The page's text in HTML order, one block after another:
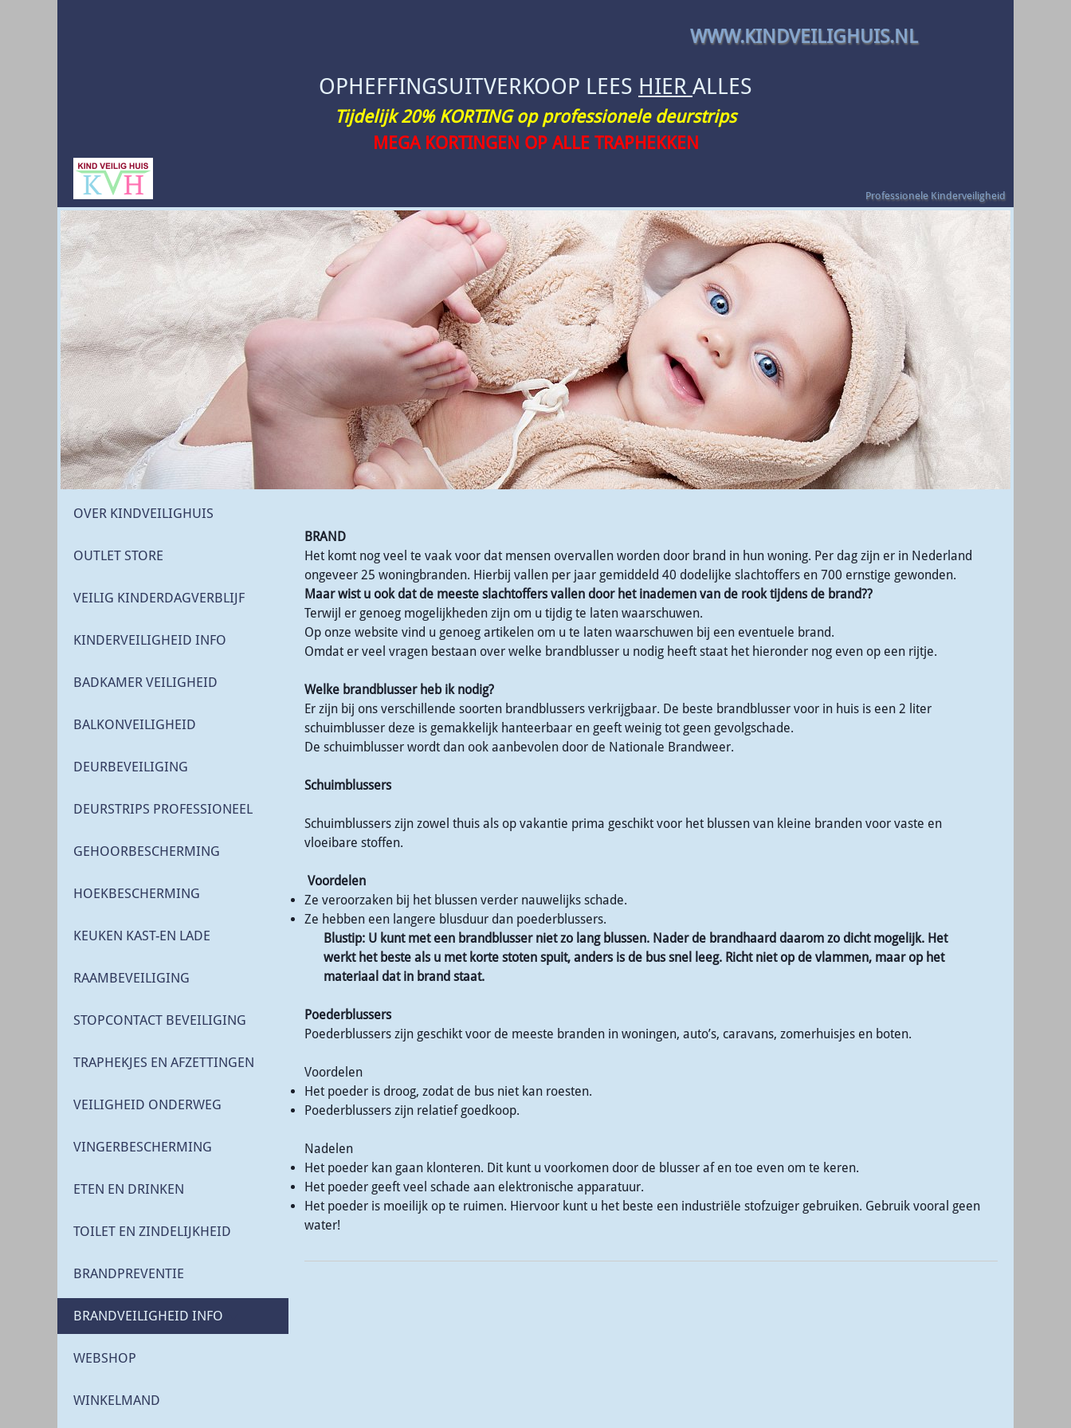
BRAND
Het komt nog veel te vaak voor dat mensen overvallen worden door brand in hun woning. Per dag zijn er in Nederland
ongeveer 25 woningbranden. Hierbij vallen per jaar gemiddeld 40 dodelijke slachtoffers en 700 ernstige gewonden.
Maar wist u ook dat de meeste slachtoffers vallen door het inademen van de rook tijdens de brand??
Terwijl er genoeg mogelijkheden zijn om u tijdig te laten waarschuwen.
Op onze website vind u genoeg artikelen om u te laten waarschuwen bij een eventuele brand.
Omdat er veel vragen bestaan over welke brandblusser u nodig heeft staat het hieronder nog even op een rijtje.
Welke brandblusser heb ik nodig?
Er zijn bij ons verschillende soorten brandblussers verkrijgbaar. De beste brandblusser voor in huis is een 2 liter
schuimblusser deze is gemakkelijk hanteerbaar en geeft weinig tot geen gevolgschade.
De schuimblusser wordt dan ook aanbevolen door de Nationale Brandweer.
Schuimblussers
Schuimblussers zijn zowel thuis als op vakantie prima geschikt voor het blussen van kleine branden voor vaste en
vloeibare stoffen.
Voordelen
Ze veroorzaken bij het blussen verder nauwelijks schade.
Ze hebben een langere blusduur dan poederblussers.
Blustip: U kunt met een brandblusser niet zo lang blussen. Nader de brandhaard daarom zo dicht mogelijk. Het
werkt het beste als u met korte stoten spuit, anders is de bus snel leeg. Richt niet op de vlammen, maar op het
materiaal dat in brand staat.
Poederblussers
Poederblussers zijn geschikt voor de meeste branden in woningen, auto’s, caravans, zomerhuisjes en boten.
Voordelen
Het poeder is droog, zodat de bus niet kan roesten.
Poederblussers zijn relatief goedkoop.
Nadelen
Het poeder kan gaan klonteren. Dit kunt u voorkomen door de blusser af en toe even om te keren.
Het poeder geeft veel schade aan elektronische apparatuur.
Het poeder is moeilijk op te ruimen. Hiervoor kunt u het beste een industriële stofzuiger gebruiken. Gebruik vooral geen
water!
OVER KINDVEILIGHUIS
OUTLET STORE
VEILIG KINDERDAGVERBLIJF
KINDERVEILIGHEID INFO
BADKAMER VEILIGHEID
BALKONVEILIGHEID
DEURBEVEILIGING
DEURSTRIPS PROFESSIONEEL
GEHOORBESCHERMING
HOEKBESCHERMING
KEUKEN KAST-EN LADE
RAAMBEVEILIGING
STOPCONTACT BEVEILIGING
TRAPHEKJES EN AFZETTINGEN
VEILIGHEID ONDERWEG
VINGERBESCHERMING
ETEN EN DRINKEN
TOILET EN ZINDELIJKHEID
BRANDPREVENTIE
BRANDVEILIGHEID INFO
WEBSHOP
WINKELMAND
WWW.KINDVEILIGHUIS.NL
Professionele Kinderveiligheid
OPHEFFINGSUITVERKOOP LEES HIER ALLES
Tijdelijk 20% KORTING op professionele deurstrips
MEGA KORTINGEN OP ALLE TRAPHEKKEN